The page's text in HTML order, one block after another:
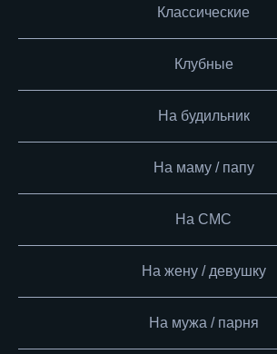
Классические
Клубные
На будильник
На маму / папу
На СМС
На жену / девушку
На мужа / парня